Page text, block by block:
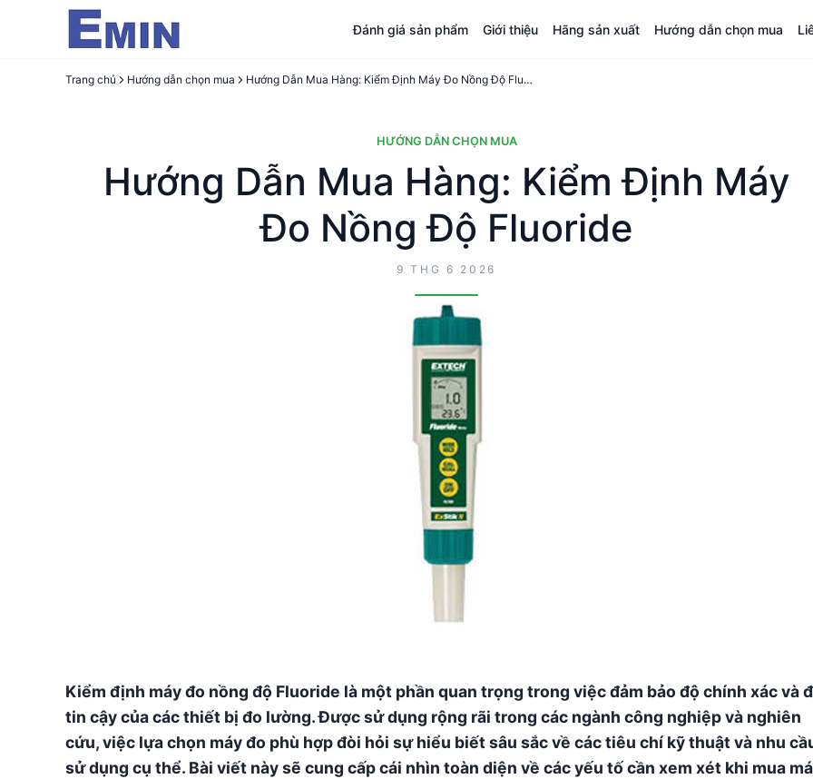
Đánh giá sản phẩm Giới thiệu Hãng sản xuất Hướng dẫn chọn mua
Trang chủ Hướng dẫn chọn mua Hướng Dẫn Mua Hàng: Kiểm Định Máy Đo Nồng Độ Fluoride
HƯỚNG DẪN CHỌN MUA
Hướng Dẫn Mua Hàng: Kiểm Định Máy
Đo Nồng Độ Fluoride
9 THG 6 2026
Kiểm định máy đo nồng độ Fluoride là một phần quan trọng trong việc đảm bảo độ chính xác và
tin cậy của các thiết bị đo lường. Được sử dụng rộng rãi trong các ngành công nghiệp và nghiên
cứu, việc lựa chọn máy đo phù hợp đòi hỏi sự hiểu biết sâu sắc về các tiêu chí kỹ thuật và nhu
sử dụng cụ thể. Bài viết này sẽ cung cấp cái nhìn toàn diện về các yếu tố cần xem xét khi mua